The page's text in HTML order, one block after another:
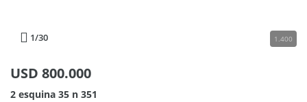
1/30 1.400
USD 800.000
2 esquina 35 n 351